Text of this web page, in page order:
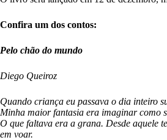
Confira um dos contos:
Pelo chão do mundo
Diego Queiroz
Quando criança eu passava o dia inteiro
Minha maior fantasia era imaginar como
O que faltava era a grana. Desde aquele
em voar.